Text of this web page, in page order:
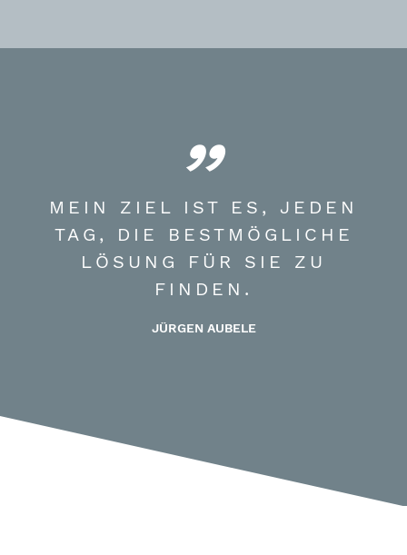
MEIN ZIEL IST ES, JEDEN
TAG, DIE BESTMÖGLICHE
LÖSUNG FÜR SIE ZU
FINDEN.
JÜRGEN AUBELE